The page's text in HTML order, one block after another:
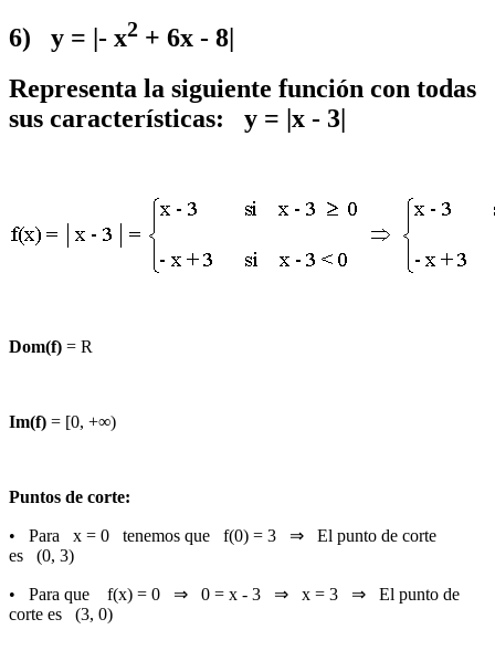
6) y = |- x2 + 6x - 8|
Representa la siguiente función con todas
sus características: y = |x - 3|
Dom(f) = R
Im(f) = [0, +∞)
Puntos de corte:
• Para x = 0 tenemos que f(0) = 3 ⇒ El punto de corte
es (0, 3)
• Para que f(x) = 0 ⇒ 0 = x - 3 ⇒ x = 3 ⇒ El punto de
corte es (3, 0)